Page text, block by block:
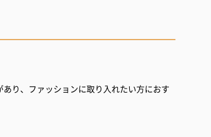
り、ファッションに取り入れたい方におす